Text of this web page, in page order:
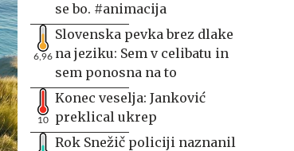
se bo. #animacija
6,96
Slovenska pevka brez dlake
na jeziku: Sem v celibatu in
sem ponosna na to
10
Konec veselja: Janković
preklical ukrep
Rok Snežič policiji naznanil